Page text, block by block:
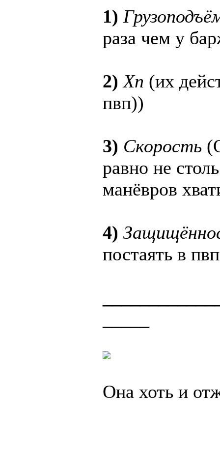
1)
раза чем у
2) Хп (их
пвп))
3) Скорость
равно не
манёвров
4)
постаять в
Она хоть и